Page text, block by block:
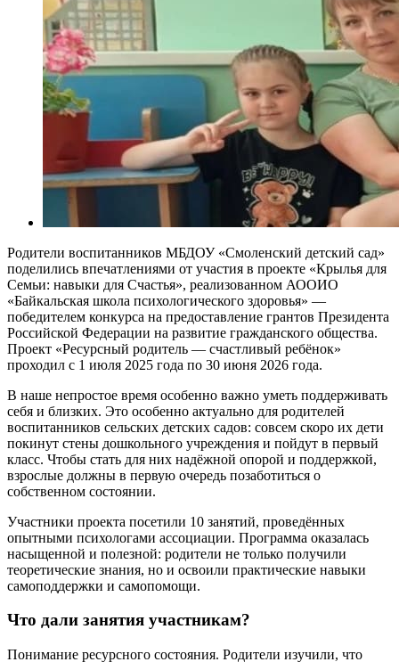
Родители воспитанников МБДОУ «Смоленский детский сад»
поделились впечатлениями от участия в проекте «Крылья для
Семьи: навыки для Счастья», реализованном АООИО
«Байкальская школа психологического здоровья» —
победителем конкурса на предоставление грантов Президента
Российской Федерации на развитие гражданского общества.
Проект «Ресурсный родитель — счастливый ребёнок»
проходил с 1 июля 2025 года по 30 июня 2026 года.
В наше непростое время особенно важно уметь поддерживать
себя и близких. Это особенно актуально для родителей
воспитанников сельских детских садов: совсем скоро их дети
покинут стены дошкольного учреждения и пойдут в первый
класс. Чтобы стать для них надёжной опорой и поддержкой,
взрослые должны в первую очередь позаботиться о
собственном состоянии.
Участники проекта посетили 10 занятий, проведённых
опытными психологами ассоциации. Программа оказалась
насыщенной и полезной: родители не только получили
теоретические знания, но и освоили практические навыки
самоподдержки и самопомощи.
Что дали занятия участникам?
Понимание ресурсного состояния. Родители изучили, что